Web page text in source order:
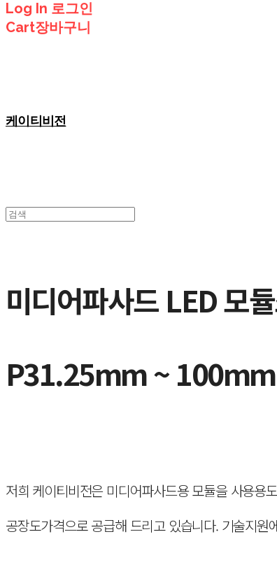
Log In 로그인
Cart장바구니
케이티비전
미디어파사드 LED 모
P31.25mm ~ 100mm
저희 케이티비전은 미디어파사드용 모듈을 사용
공장도가격으로 공급해 드리고 있습니다. 기술지